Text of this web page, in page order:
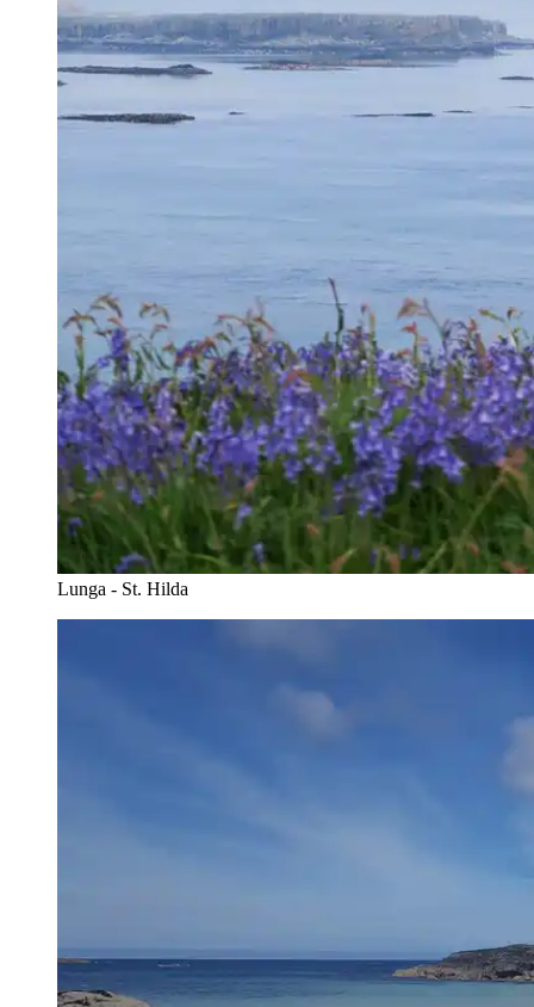
Lunga - St. Hilda